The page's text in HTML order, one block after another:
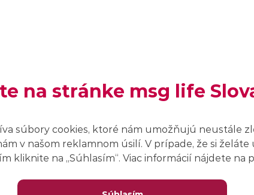
modely ako GPT (OpenAI) či Gemini (Google),
s kontextom na úrovni celého rozhovoru.
inteligencia (GAI): Čo dokáže
využiť v práci i v súkromí.
na stránke msg life
súbory cookies, ktoré nám umožňujú neustále
v našom reklamnom úsilí. V prípade, že si
kliknite na ,,Súhlasím“. Viac informácií nájdete na